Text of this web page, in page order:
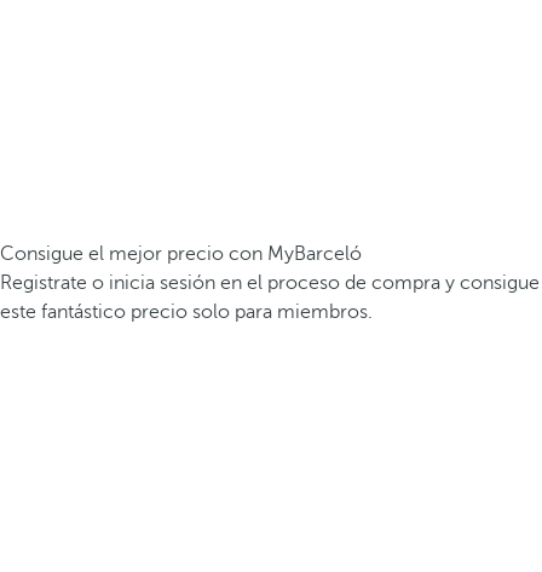
Consigue el mejor precio con MyBarceló
Registrate o inicia sesión en el proceso de compra y consigue
este fantástico precio solo para miembros.